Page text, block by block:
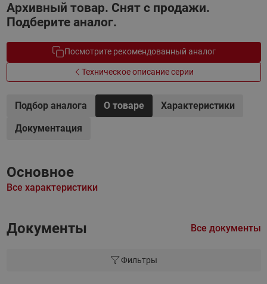
Архивный товар. Снят с продажи.
Подберите аналог.
Посмотрите рекомендованный аналог
Техническое описание серии
Подбор аналога О товаре
Характеристики
Документация
Основное
Все характеристики
Документы Все документы
Фильтры